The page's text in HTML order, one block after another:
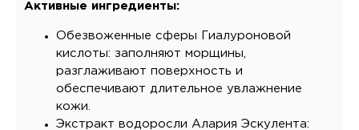
Активные ингредиенты:
Обезвоженные сферы Гиалуроновой
кислоты: заполняют морщины,
разглаживают поверхность и
обеспечивают длительное увлажнение
кожи.
Экстракт водоросли Алария Эскулента: